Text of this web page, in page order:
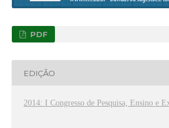
PDF
EDIÇÃO
2014: I Congresso de Pesquisa, Ensino e